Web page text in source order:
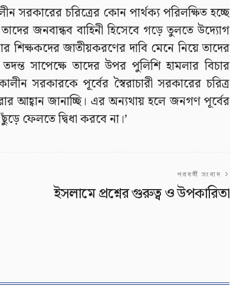
সরকারের চরিত্রের কোন পার্থক্য পরিলক্ষিত হচ্ছে
জনবান্ধব বাহিনী হিসেবে গড়ে তুলতে উদ্যোগ
শিক্ষকদের জাতীয়করণের দাবি মেনে নিয়ে তাদের
সাপেক্ষে তাদের উপর পুলিশি হামলার বিচার
সরকারকে পূর্বের স্বৈরাচারী সরকারের চরিত্র
আহ্বান জানাচ্ছি। এর অন্যথায় হলে জনগণ পূর্বের
ফেলতে দ্বিধা করবে না।’
পরবর্তী সংবাদ
ইসলামে প্রশ্নের গুরুত্ব ও উপকারিতা